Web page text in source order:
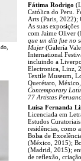
Fátima Rodrigo
Católica do Peru.
Arts (Paris, 2022);
As suas
com Jaime Oliver
que un día fue no
Mujer(Galería
International
incluindo a
Electronica, Linz,
Textile Museum,
Querétaro,
Contemporary
77 Artistas
Luisa Fernanda
Licenciada em
Estudos
residências, como
Bolsa de
(México, 2015);
(Madrid, 2015);
de reflexão,